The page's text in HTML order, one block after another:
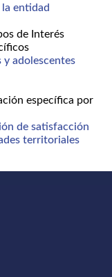
entidad
de Interés
y adolescentes
específica por
de satisfacción
territoriales